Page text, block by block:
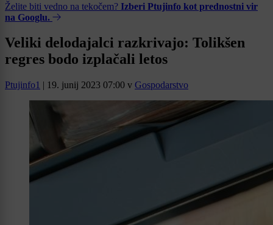
Želite biti vedno na tekočem? Izberi Ptujinfo kot prednostni vir
na Googlu.
Veliki delodajalci razkrivajo: Tolikšen
regres bodo izplačali letos
Ptujinfo1 | 19. junij 2023 07:00 v Gospodarstvo